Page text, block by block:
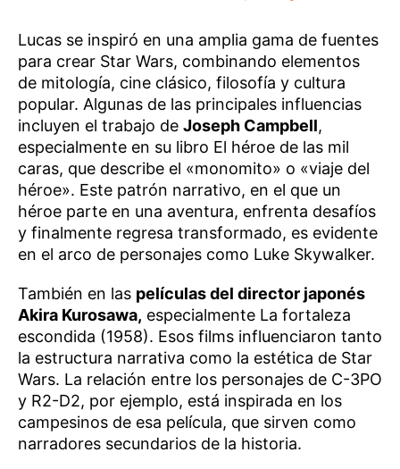
Lucas se inspiró en una amplia gama de fuentes
para crear Star Wars, combinando elementos
de mitología, cine clásico, filosofía y cultura
popular. Algunas de las principales influencias
incluyen el trabajo de Joseph Campbell,
especialmente en su libro El héroe de las mil
caras, que describe el «monomito» o «viaje del
héroe». Este patrón narrativo, en el que un
héroe parte en una aventura, enfrenta desafíos
y finalmente regresa transformado, es evidente
en el arco de personajes como Luke Skywalker.
También en las películas del director japonés
Akira Kurosawa, especialmente La fortaleza
escondida (1958). Esos films influenciaron tanto
la estructura narrativa como la estética de Star
Wars. La relación entre los personajes de C-3PO
y R2-D2, por ejemplo, está inspirada en los
campesinos de esa película, que sirven como
narradores secundarios de la historia.